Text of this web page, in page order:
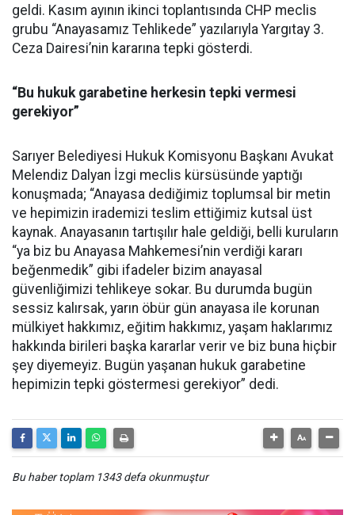
geldi. Kasım ayının ikinci toplantısında CHP meclis
grubu “Anayasamız Tehlikede” yazılarıyla Yargıtay 3.
Ceza Dairesi’nin kararına tepki gösterdi.
“Bu hukuk garabetine herkesin tepki vermesi
gerekiyor”
Sarıyer Belediyesi Hukuk Komisyonu Başkanı Avukat
Melendiz Dalyan İzgi meclis kürsüsünde yaptığı
konuşmada; “Anayasa dediğimiz toplumsal bir metin
ve hepimizin irademizi teslim ettiğimiz kutsal üst
kaynak. Anayasanın tartışılır hale geldiği, belli kuruların
“ya biz bu Anayasa Mahkemesi’nin verdiği kararı
beğenmedik” gibi ifadeler bizim anayasal
güvenliğimizi tehlikeye sokar. Bu durumda bugün
sessiz kalırsak, yarın öbür gün anayasa ile korunan
mülkiyet hakkımız, eğitim hakkımız, yaşam haklarımız
hakkında birileri başka kararlar verir ve biz buna hiçbir
şey diyemeyiz. Bugün yaşanan hukuk garabetine
hepimizin tepki göstermesi gerekiyor” dedi.
Bu haber toplam 1343 defa okunmuştur